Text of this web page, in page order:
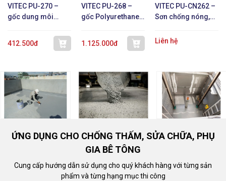
VITEC PU-270 –
gốc dung môi
412.500đ
VITEC PU-268 –
gốc Polyurethane 1
1.125.000đ
VITEC PU-CN262 –
Sơn chống nóng,
xạ nhiệt
Liên hệ
ỨNG DỤNG CHO CHỐNG THẤM, SỬA CHỮA, PHỤ
GIA BÊ TÔNG
Cung cấp hướng dẫn sử dụng cho quý khách hàng với từng sản
phẩm và từng hạng mục thi công